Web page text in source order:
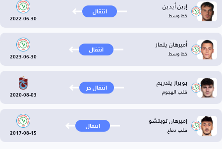
إرين أيدين
خط وسط انتقال
2022-06-30
أميرهان يلماز
خط وسط انتقال
2023-06-30
بويراز يلدريم
قلب الهجوم انتقال حر
2020-08-03
إميرهان توبتشو
قلب دفاع انتقال
2017-08-15